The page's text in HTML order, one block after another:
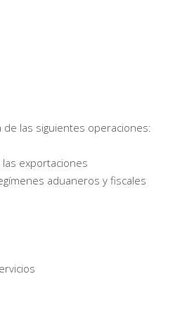
las siguientes operaciones:
exportaciones
aduaneros y fiscales